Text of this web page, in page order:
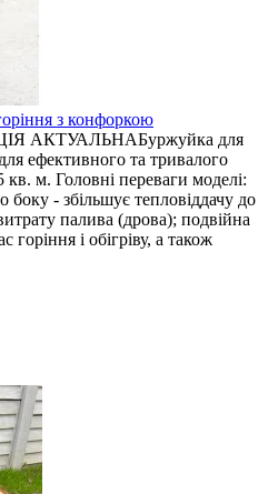
з конфоркою
АКТУАЛЬНАБуржуйка для
ефективного та тривалого
кв. м. Головні переваги моделі:
боку - збільшує тепловіддачу до
палива (дрова); подвійна
горіння і обігріву, а також